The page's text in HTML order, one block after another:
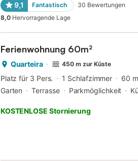
9,1 Fantastisch 30 Bewertungen
8,0 Hervorragende Lage
Ferienwohnung 60m²
Quarteira 450 m zur Küste
Platz für 3 Pers. 1 Schlafzimmer
60
Garten
Terrasse Parkmöglichkeit
KOSTENLOSE Stornierung